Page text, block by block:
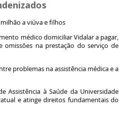
a viúva e filhos
médico domiciliar Vidalar a pagar,
na prestação do serviço de
problemas na assistência médica e a
Assistência à Saúde da Universidade
e atinge direitos fundamentais do